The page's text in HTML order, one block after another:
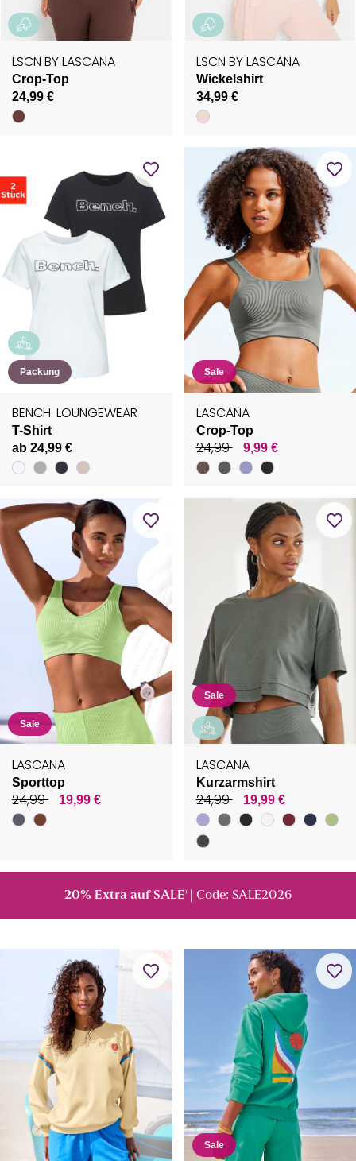
LSCN BY LASCANA
Crop-Top
24,99 €
LSCN BY LASCANA
Wickelshirt
34,99 €
Packung
BENCH. LOUNGEWEAR
T-Shirt
ab 24,99 €
Sale
LASCANA
Crop-Top
24,99 9,99 €
Sale
LASCANA
Sporttop
24,99 19,99 €
Sale
LASCANA
Kurzarmshirt
24,99 19,99 €
20% Extra auf SALE ¹ | Code: SALE2026
Sale